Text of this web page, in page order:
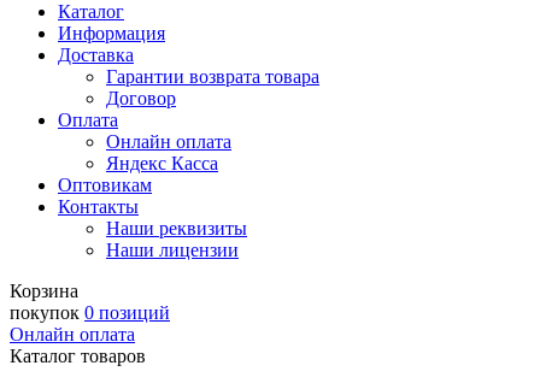
Каталог
Информация
Доставка
Гарантии возврата товара
Договор
Оплата
Онлайн оплата
Яндекс Касса
Оптовикам
Контакты
Наши реквизиты
Наши лицензии
Корзина
покупок 0 позиций
Онлайн оплата
Каталог товаров